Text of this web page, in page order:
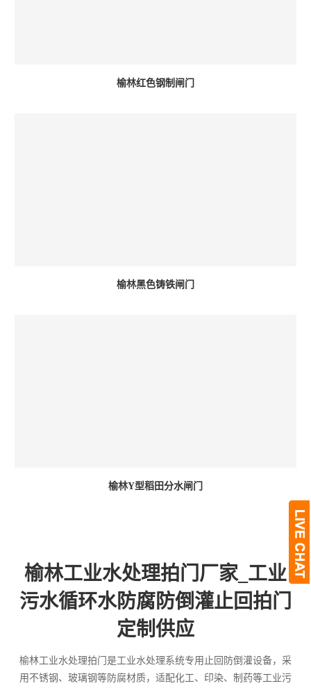
榆林红色钢制闸门
榆林黑色铸铁闸门
榆林Y型稻田分水闸门
榆林工业水处理拍门厂家_工业
污水循环水防腐防倒灌止回拍门
定制供应
榆林工业水处理拍门是工业水处理系统专用止回防倒灌设备，采
用不锈钢、玻璃钢等防腐材质，适配化工、印染、制药等工业污